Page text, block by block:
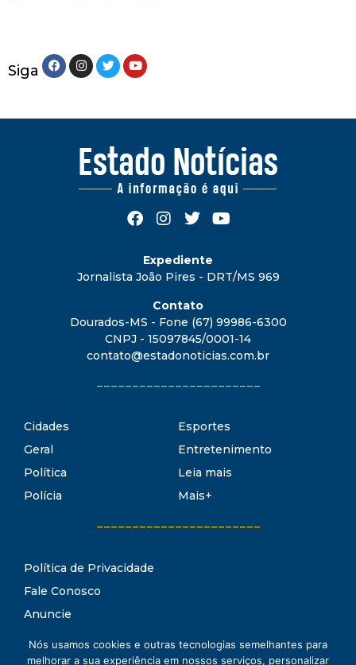
Siga
Expediente
Jornalista João Pires - DRT/MS 969
Contato
Dourados-MS - Fone (67) 99986-6300
CNPJ - 15097845/0001-14
contato@estadonoticias.com.br
Cidades
Geral
Política
Polícia
Esportes
Entretenimento
Leia mais
Mais+
Política de Privacidade
Fale Conosco
Anuncie
Termos de Uso
Conheça oEstado Notícias
Nós usamos cookies e outras tecnologias semelhantes para
melhorar a sua experiência em nossos serviços, personalizar